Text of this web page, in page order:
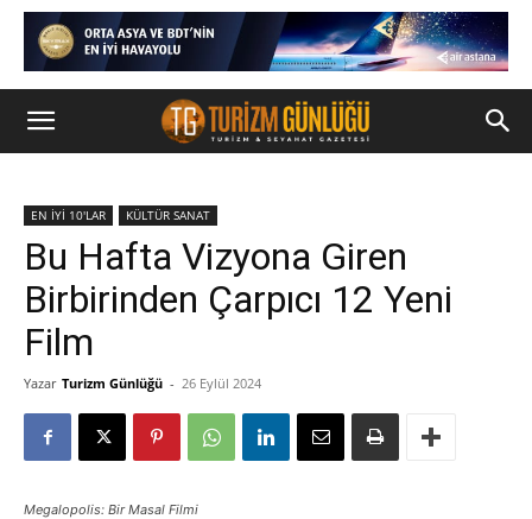
EN İYİ 10'LAR KÜLTÜR SANAT
Bu Hafta Vizyona Giren
Birbirinden Çarpıcı 12 Yeni
Film
Yazar Turizm Günlüğü - 26 Eylül 2024
Megalopolis: Bir Masal Filmi